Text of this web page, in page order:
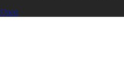
Open